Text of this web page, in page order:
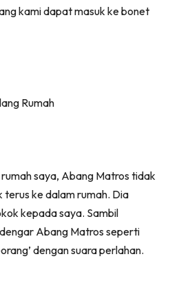
kami dapat masuk ke bonet
saya, Abang Matros tidak
ke dalam rumah. Dia
kepada saya. Sambil
Abang Matros seperti
dengan suara perlahan.